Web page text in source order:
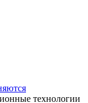
технологии